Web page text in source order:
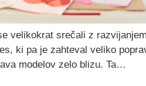
velikokrat srečali z
ki pa je zahteval veliko
modelov zelo blizu. Ta…